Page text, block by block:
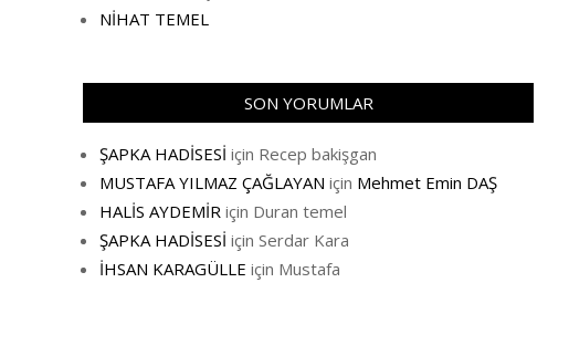
NİHAT TEMEL
SON YORUMLAR
ŞAPKA HADİSESİ için Recep bakişgan
MUSTAFA YILMAZ ÇAĞLAYAN için Mehmet Emin DAŞ
HALİS AYDEMİR için Duran temel
ŞAPKA HADİSESİ için Serdar Kara
İHSAN KARAGÜLLE için Mustafa